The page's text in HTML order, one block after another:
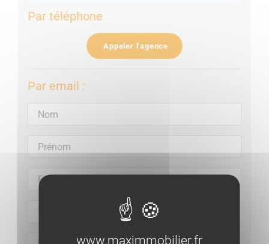
Par téléphone
Appeler l'agence
Par email :
www.maximmobilier.fr